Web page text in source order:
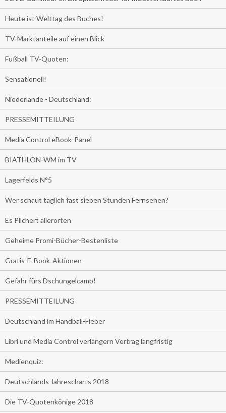
Heute ist Welttag des Buches!
TV-Marktanteile auf einen Blick
Fußball TV-Quoten:
Sensationell!
Niederlande - Deutschland:
PRESSEMITTEILUNG
Media Control eBook-Panel
BIATHLON-WM im TV
Lagerfelds N°5
Wer schaut täglich fast sieben Stunden Fernsehen?
Es Pilchert allerorten
Geheime Promi-Bücher-Bestenliste
Gratis-E-Book-Aktionen
Gefahr fürs Dschungelcamp!
PRESSEMITTEILUNG
Deutschland im Handball-Fieber
Libri und Media Control verlängern Vertrag langfristig
Medienquiz:
Deutschlands Jahrescharts 2018
Die TV-Quotenkönige 2018